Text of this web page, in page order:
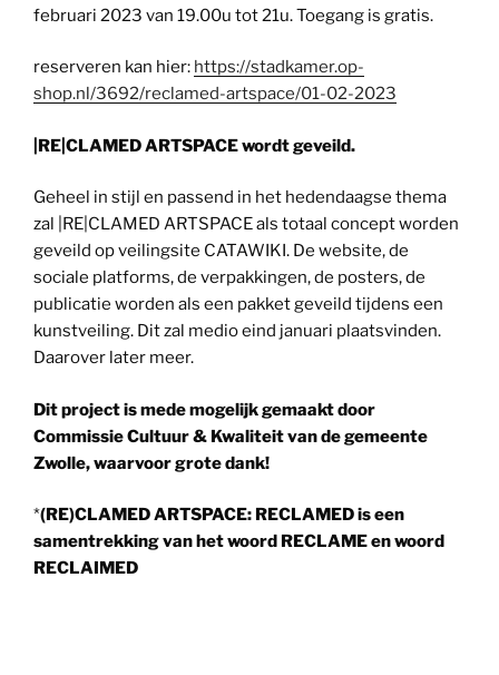
februari 2023 van 19.00u tot 21u. Toegang is gratis.
reserveren kan hier: https://stadkamer.op-
shop.nl/3692/reclamed-artspace/01-02-2023
|RE|CLAMED ARTSPACE wordt geveild.
Geheel in stijl en passend in het hedendaagse thema
zal |RE|CLAMED ARTSPACE als totaal concept worden
geveild op veilingsite CATAWIKI. De website, de
sociale platforms, de verpakkingen, de posters, de
publicatie worden als een pakket geveild tijdens een
kunstveiling. Dit zal medio eind januari plaatsvinden.
Daarover later meer.
Dit project is mede mogelijk gemaakt door
Commissie Cultuur & Kwaliteit van de gemeente
Zwolle, waarvoor grote dank!
*(RE)CLAMED ARTSPACE: RECLAMED is een
samentrekking van het woord RECLAME en woord
RECLAIMED